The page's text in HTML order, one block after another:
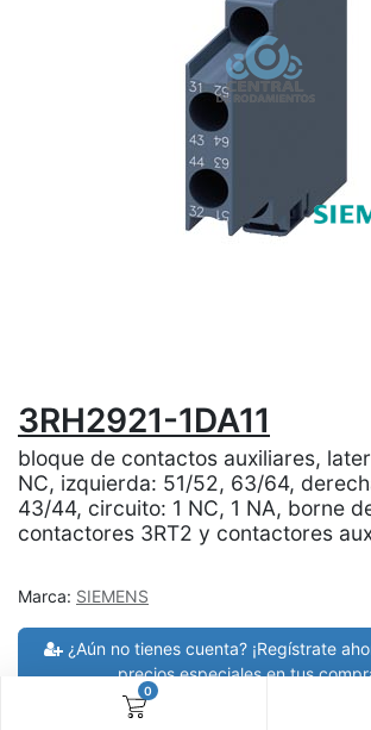
0
3RH2921-1DA11
bloque de contactos auxiliares,
NC, izquierda: 51/52, 63/64,
43/44, circuito: 1 NC, 1 NA, borne
contactores 3RT2 y contactores
Marca: SIEMENS
¿Aún no tienes cuenta? ¡Regístrate
precios especiales en tus